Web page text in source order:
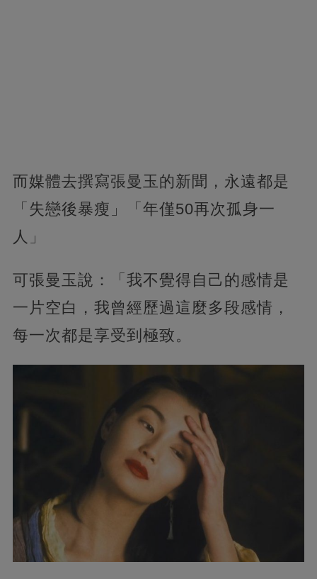
而媒體去撰寫張曼玉的新聞，永遠都是
「失戀後暴瘦」「年僅50再次孤身一
人」
可張曼玉說：「我不覺得自己的感情是
一片空白，我曾經歷過這麼多段感情，
每一次都是享受到極致。